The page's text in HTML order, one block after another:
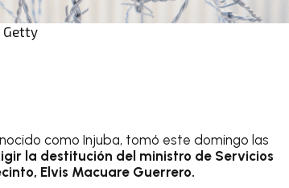
Getty
como Injuba, tomó este domingo las
la destitución del ministro de Servicios
Elvis Macuare Guerrero.